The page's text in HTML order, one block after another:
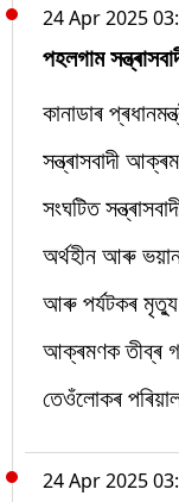
24 Apr 2025
পহলগাম
কানাডাৰ
সন্ত্ৰাসবাদী
সংঘটিত
অৰ্থহীন আৰু
আৰু পৰ্যটকৰ মৃত্যু
আক্ৰমণক তীব্ৰ
তেওঁলোকৰ
24 Apr 2025